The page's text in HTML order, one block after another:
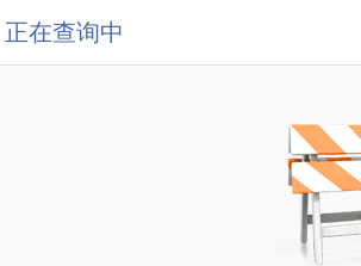
正在查询中